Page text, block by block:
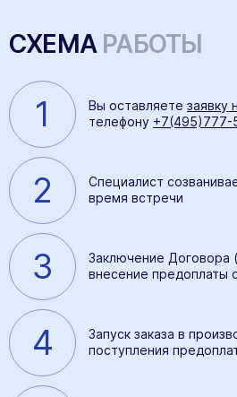
СХЕМА РАБОТЫ
1 Вы оставляете заявку
телефону +7(495)777-
2
Специалист
время встречи
3
Заключение Договора
внесение предоплаты
4
Запуск заказа в
поступления